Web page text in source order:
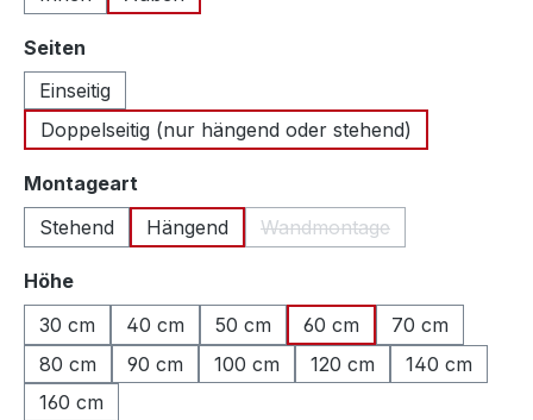
Seiten
Einseitig
Doppelseitig (nur hängend oder stehend)
Montageart
Stehend
Hängend Wandmontage
(Diese Option ist zurzeit
Höheauswählen
30 cm
40 cm 50 cm 60 cm
70 cm
80 cm
90 cm 100 cm 120 cm
140 cm
160 cm